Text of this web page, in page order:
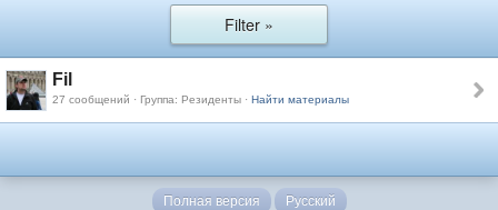
Filter »
Fil
27 сообщений · Группа: Резиденты · Найти материалы
Полная версия Русский